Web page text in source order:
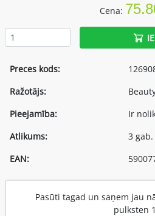
Cena:
Preces kods:
Ražotājs:
Pieejamība:
Ir
Atlikums:
3 gab.
EAN:
Pasūti tagad un saņem jau
pulksten